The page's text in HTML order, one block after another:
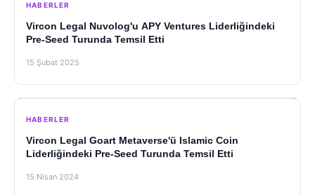
HABERLER
Vircon Legal Nuvolog'u APY Ventures Liderliğindeki
Pre-Seed Turunda Temsil Etti
15 Şubat 2025
HABERLER
Vircon Legal Goart Metaverse'ü Islamic Coin
Liderliğindeki Pre-Seed Turunda Temsil Etti
15 Nisan 2024